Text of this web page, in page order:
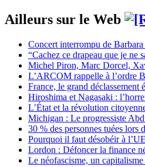
Ailleurs sur le Web
Concert interrompu de
“Cachez ce drapeau que je ne
Michel Piron, Marc Dorcel,
L’ARCOM rappelle à l’ordre
France, le grand déclassement
Hiroshima et Nagasaki :
L’État et la révolution
Michigan : Le progressiste
30 % des personnes tuées lors
Pourquoi il faut désobéir à
Lordon : Défoncer la finance
Le néofascisme, un